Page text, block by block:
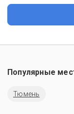
Популярные
Тюмень